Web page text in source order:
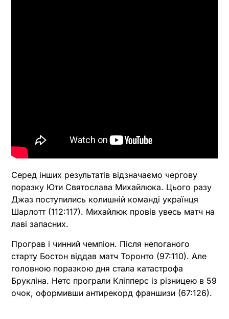
Серед інших результатів відзначаємо чергову
поразку Юти Святослава Михайлюка. Цього разу
Джаз поступились колишній команді українця
Шарлотт (112:117). Михайлюк провів увесь матч на
лаві запасних.
Програв і чинний чемпіон. Після непоганого
старту Бостон віддав матч Торонто (97:110). Але
головною поразкою дня стала катастрофа
Брукліна. Нетс програли Кліпперс із різницею в 59
очок, оформивши антирекорд франшизи (67:126).